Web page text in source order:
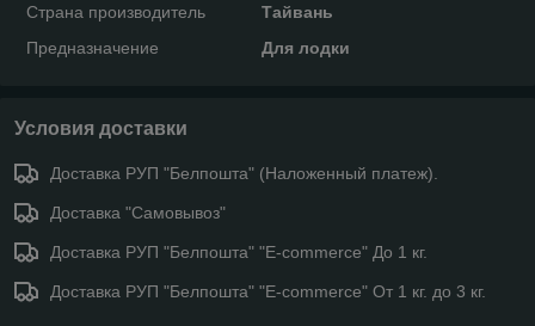
Страна производитель
Тайвань
Предназначение
Для лодки
Условия доставки
Доставка РУП "Белпошта" (Наложенный платеж).
Доставка "Самовывоз"
Доставка РУП "Белпошта" "E-commerce" До 1 кг.
Доставка РУП "Белпошта" "E-commerce" От 1 кг. до 3 кг.